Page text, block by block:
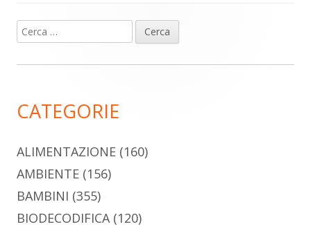
Barra
laterale
Ricerca
per:
CATEGORIE
ALIMENTAZIONE (160)
AMBIENTE (156)
BAMBINI (355)
BIODECODIFICA(120)